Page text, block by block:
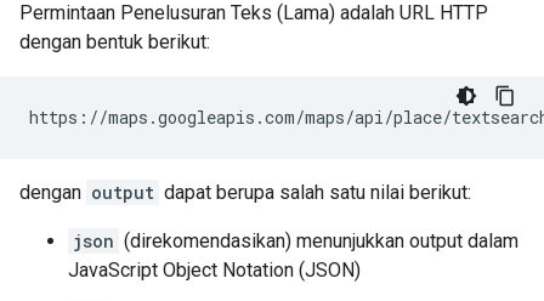
Permintaan Penelusuran Teks (Lama) adalah URL HTTP
dengan bentuk berikut:
https://maps.googleapis.com/maps/api/place/
dengan output dapat berupa salah satu nilai berikut:
json (direkomendasikan) menunjukkan output dalam
JavaScript Object Notation (JSON)